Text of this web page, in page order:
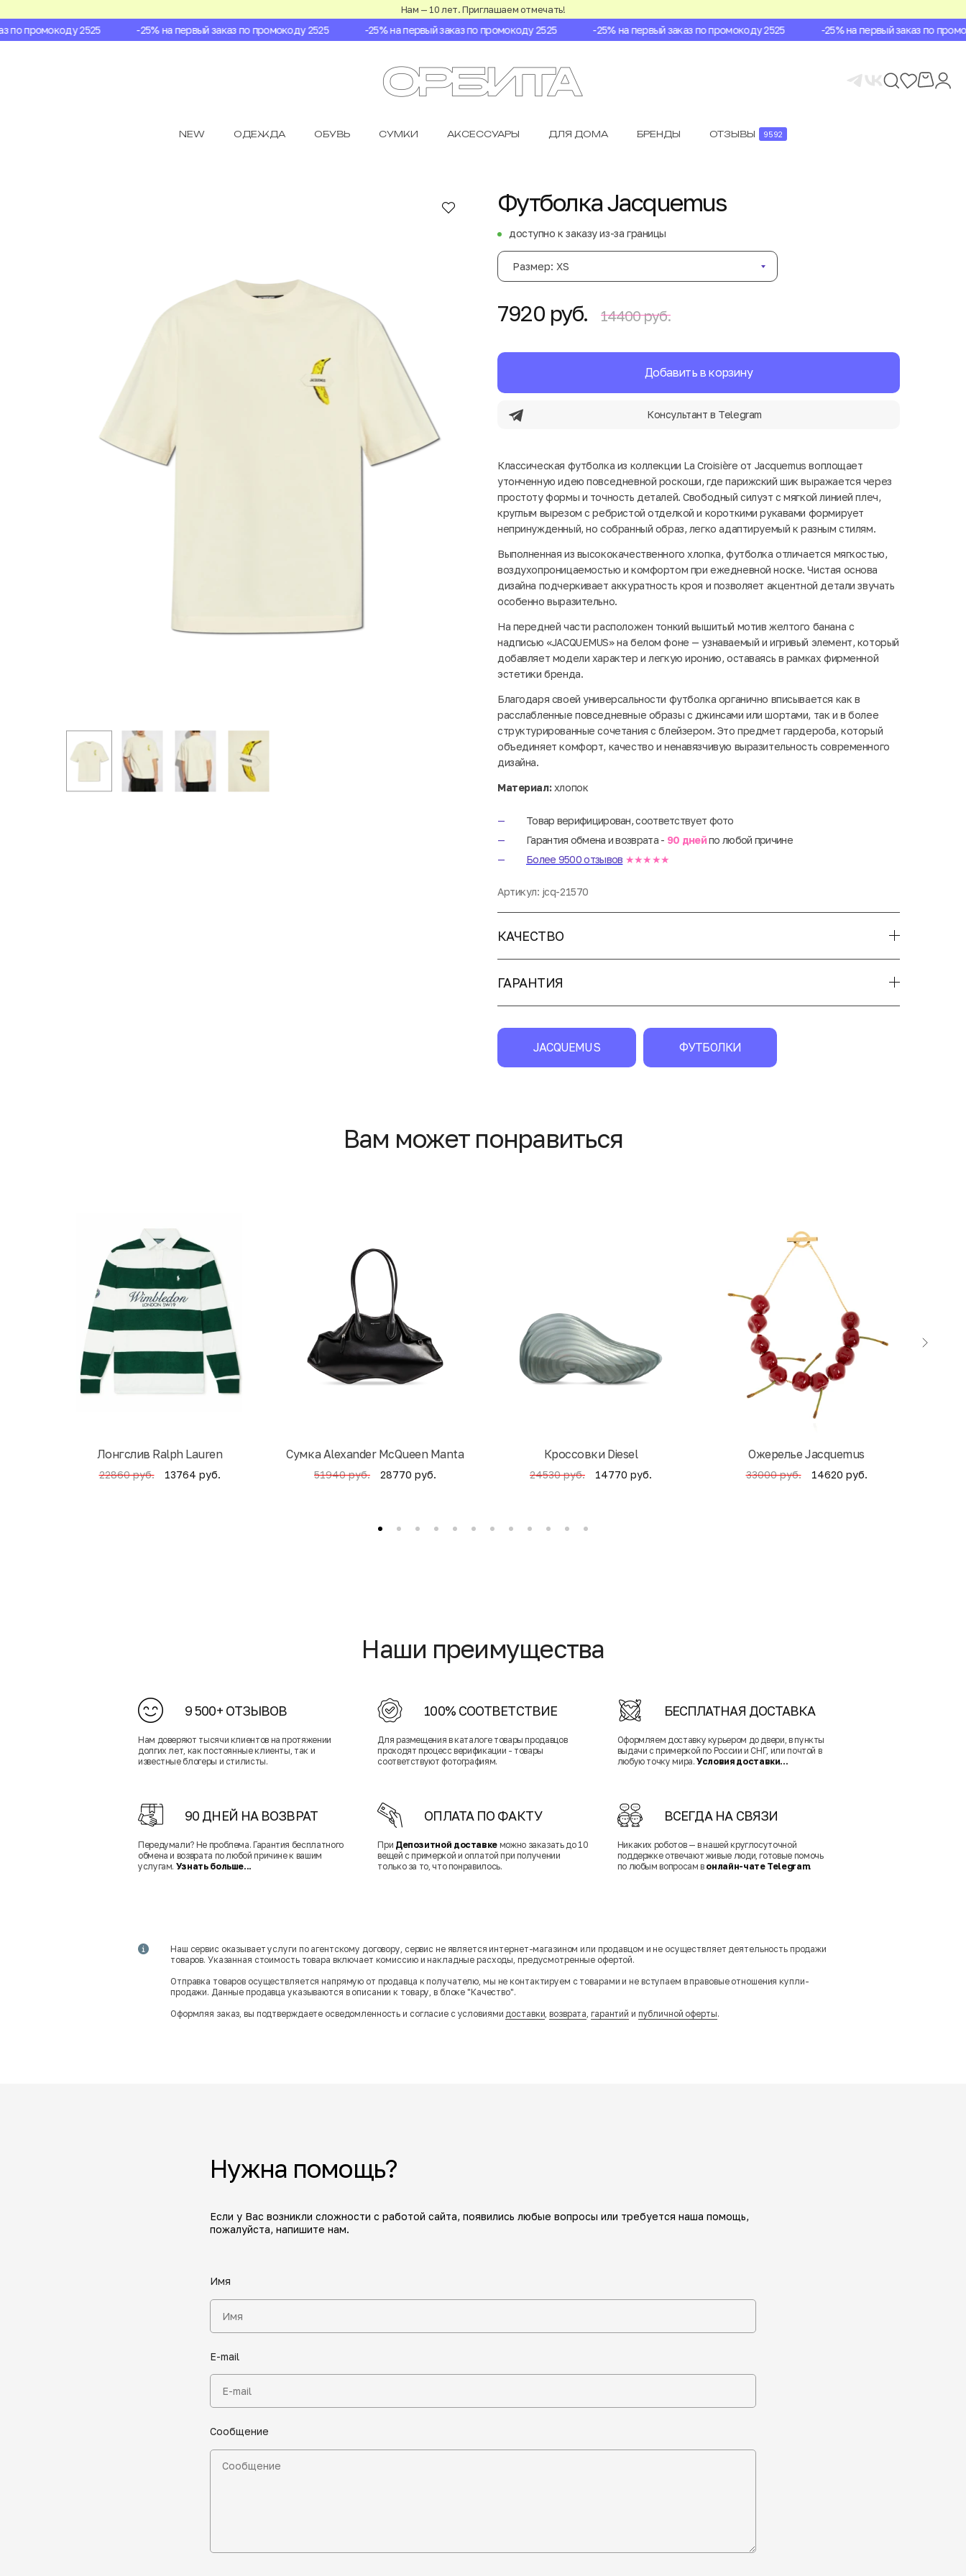
Нам — 10 лет. Приглашаем отмечать!
промокоду 2525 -25% на первый заказ по промокоду 2525 -25% на первый заказ по промокоду 2525 -25% на первый заказ по промокоду 2525 -25% на первый заказ по
NEW ОДЕЖДА ОБУВЬ СУМКИ АКСЕССУАРЫ ДЛЯ ДОМА БРЕНДЫ ОТЗЫВЫ 9592
Футболка Jacquemus
доступно к заказу из-за границы
Размер: XS
7920 руб. 14400 руб.
Добавить в корзину
Консультант в Telegram
Классическая футболка из коллекции La Croisière от Jacquemus воплощает
утонченную идею повседневной роскоши, где парижский шик выражается через
простоту формы и точность деталей. Свободный силуэт с мягкой линией плеч,
круглым вырезом с ребристой отделкой и короткими рукавами формирует
непринужденный, но собранный образ, легко адаптируемый к разным стилям.
Выполненная из высококачественного хлопка, футболка отличается мягкостью,
воздухопроницаемостью и комфортом при ежедневной носке. Чистая основа
дизайна подчеркивает аккуратность кроя и позволяет акцентной детали звучать
особенно выразительно.
На передней части расположен тонкий вышитый мотив желтого банана с
надписью «JACQUEMUS» на белом фоне — узнаваемый и игривый элемент, который
добавляет модели характер и легкую иронию, оставаясь в рамках фирменной
эстетики бренда.
Благодаря своей универсальности футболка органично вписывается как в
расслабленные повседневные образы с джинсами или шортами, так и в более
структурированные сочетания с блейзером. Это предмет гардероба, который
объединяет комфорт, качество и ненавязчивую выразительность современного
дизайна.
Материал:хлопок
Товар верифицирован, соответствует фото
Гарантия обмена и возврата - 90 днейпо любой причине
Более 9500 отзывов ★★★★★
Артикул: jcq-21570
КАЧЕСТВО
ГАРАНТИЯ
JACQUEMUS ФУТБОЛКИ
Вам может понравиться
Лонгслив Ralph Lauren
22860 руб. 13764 руб.
Cумка Alexander McQueen Manta
51940 руб. 28770 руб.
Кроссовки Diesel
24530 руб. 14770 руб.
Ожерелье Jacquemus
33000 руб. 14620 руб.
Наши преимущества
9 500+ ОТЗЫВОВ
Нам доверяют тысячи клиентов на протяжении
долгих лет, как постоянные клиенты, так и
известные блогеры и стилисты.
100% СООТВЕТСТВИЕ
Для размещения в каталоге товары продавцов
проходят процесс верификации - товары
соответствуют фотографиям.
БЕСПЛАТНАЯ ДОСТАВКА
Оформляем доставку курьером до двери, в пункты
выдачи с примеркой по России и СНГ, или почтой в
любую точку мира.Условия доставки...
90 ДНЕЙ НА ВОЗВРАТ
Передумали? Не проблема. Гарантия бесплатного
обмена и возврата по любой причине к вашим
услугам. Узнать больше...
ОПЛАТА ПО ФАКТУ
При Депозитной доставке можно заказать до 10
вещей с примеркой и оплатой при получении
только за то, что понравилось.
ВСЕГДА НА СВЯЗИ
Никаких роботов — в нашей круглосуточной
поддержке отвечают живые люди, готовые помочь
по любым вопросам в онлайн-чате Telegram.
Наш сервис оказывает услуги по агентскому договору, сервис не является интернет-магазином или продавцом и не осуществляет деятельность продажи
товаров. Указанная стоимость товара включает комиссию и накладные расходы, предусмотренные офертой.
Отправка товаров осуществляется напрямую от продавца к получателю, мы не контактируем с товарами и не вступаем в правовые отношения купли-
продажи. Данные продавца указываются в описании к товару, в блоке "Качество".
Оформляя заказ, вы подтверждаете осведомленность и согласие с условиямидоставки,возврата, гарантий и публичной оферты.
Нужна помощь?
Если у Вас возникли сложности с работой сайта, появились любые вопросы или требуется наша помощь,
пожалуйста, напишите нам.
Имя
E-mail
Сообщение